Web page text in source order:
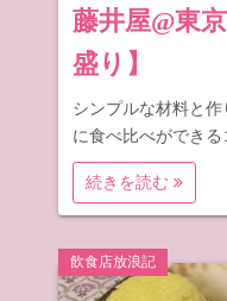
藤井屋@東
盛り】
シンプルな材料と
に食べ比べができ
続きを読む
飲食店放浪記